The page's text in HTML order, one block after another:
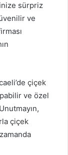
sürpriz
ve
çiçek
ve özel
çiçek